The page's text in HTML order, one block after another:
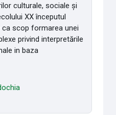
culturale, sociale și
XX începutul
ca scop formarea unei
privind interpretările
in baza